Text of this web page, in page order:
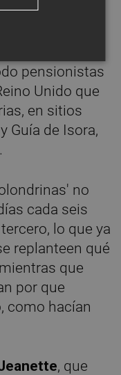
en Tenerife
como
a pasar
pensionistas
Unido que
en sitios
Guía de Isora,
no
cada seis
lo que ya
replanteen qué
que
por que
como hacían
, que